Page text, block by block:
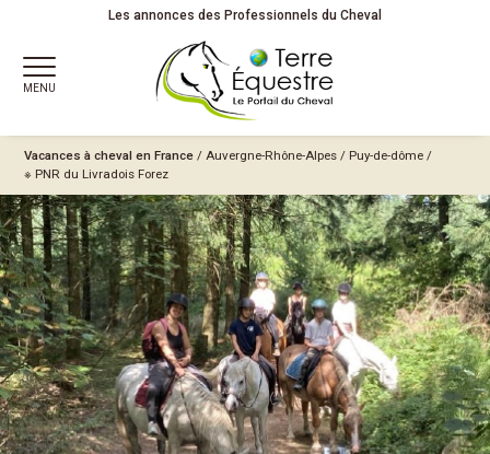
Les annonces des Professionnels du Cheval
MENU
Vacances à cheval en France /Auvergne-Rhône-Alpes / Puy-de-dôme /
※ PNR du Livradois Forez